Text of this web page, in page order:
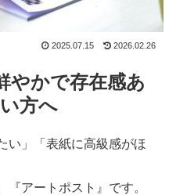
2025.07.15 2026.02.26
かで存在感あ
方へ
い」「表紙に高級感がほ
『アートポスト』です。